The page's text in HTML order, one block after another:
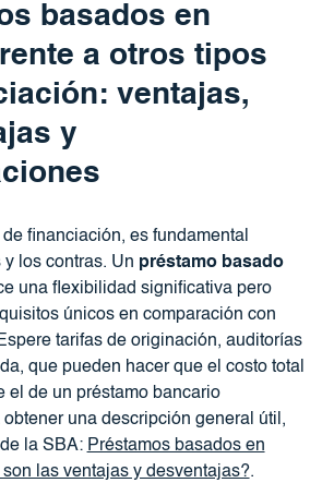
basados ​​en
a otros tipos
ventajas,
y
financiación, es fundamental
los contras. Un préstamo basado
una flexibilidad significativa pero
únicos en comparación con
tarifas de originación, auditorías
que pueden hacer que el costo total
el de un préstamo bancario
una descripción general útil,
la SBA: Préstamos basados ​​en
las ventajas y desventajas?.